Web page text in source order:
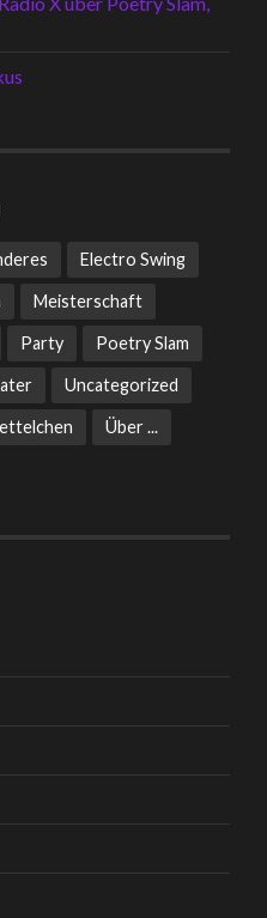
Electro Swing
Meisterschaft
Party Poetry Slam
Uncategorized
Über ...